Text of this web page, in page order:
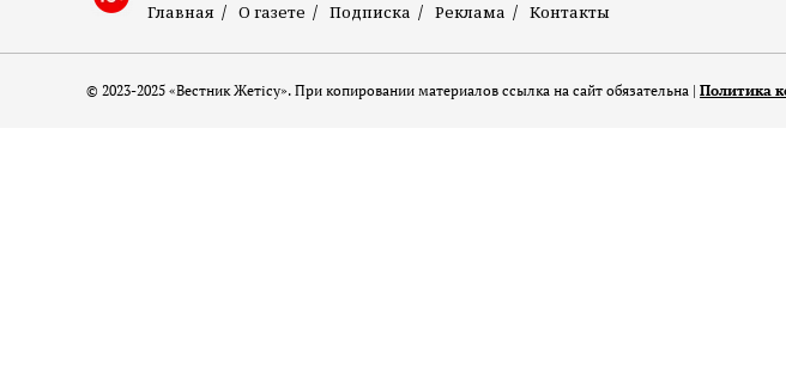
Главная О газете Подписка Реклама Контакты
© 2023-2025 «Вестник Жетісу». При копировании материалов ссылка на сайт обязательна | Политика